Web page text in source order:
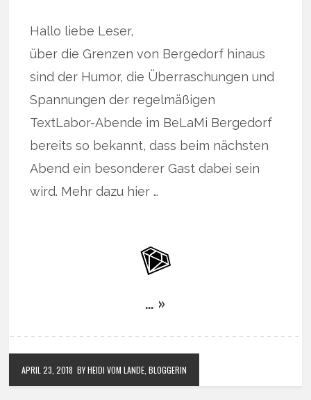
Hallo liebe Leser,
über die Grenzen von Bergedorf hinaus
sind der Humor, die Überraschungen und
Spannungen der regelmäßigen
TextLabor-Abende im BeLaMi Bergedorf
bereits so bekannt, dass beim nächsten
Abend ein besonderer Gast dabei sein
wird. Mehr dazu hier …
… »
APRIL 23, 2018 BY HEIDI VOM LANDE, BLOGGERIN